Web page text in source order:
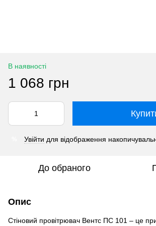
В наявності
1 068 грн
Увійти для відображення
До обраного
Опис
Стіновий провітрювач Вентс ПС 101 – це